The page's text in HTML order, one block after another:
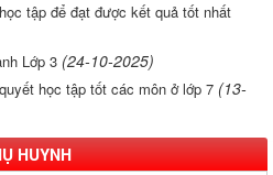
tập để đạt được kết quả tốt nhất
Lớp 3 (24-10-2025)
học tập tốt các môn ở lớp 7 (13-
HUYNH